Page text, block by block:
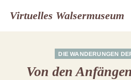
Virtuelles Walsermuseum
DIE WANDERUNGEN
Von den